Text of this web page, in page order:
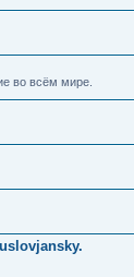
во всём мире.